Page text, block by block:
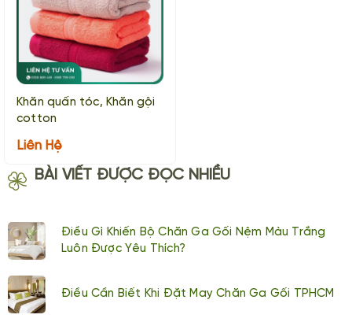
Khăn quấn tóc, Khăn gội
cotton
Liên Hệ
BÀI VIẾT ĐƯỢC ĐỌC NHIỀU
Điều Gì Khiến Bộ Chăn Ga Gối Nệm Màu Trắng
Luôn Được Yêu Thích?
Điều Cần Biết Khi Đặt May Chăn Ga Gối TPHCM